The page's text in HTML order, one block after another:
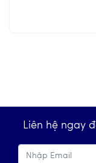
Liên hệ ngay